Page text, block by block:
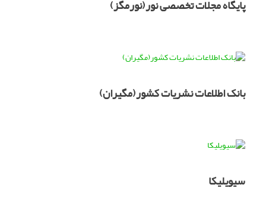
پایگاه مجلات تخصصی نور(نورمگز)
بانک اطلاعات نشریات کشور(مگیران)
سیویلیکا